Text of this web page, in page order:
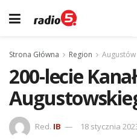
Strona Główna Region Augustów
200-lecie
Red. IB 18 stycznia